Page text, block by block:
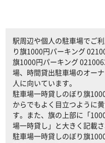
駅周辺や個人の駐車場でご
り旗1000円パーキング
旗1000円パーキング
場、時間貸出駐車場のオー
人に向いています。
駐車場一時貸しのぼり旗
からでもよく目立つように
す。また、旗の上部に「
場一時貸し」と大きく記載さ
駐車場一時貸しのぼり旗